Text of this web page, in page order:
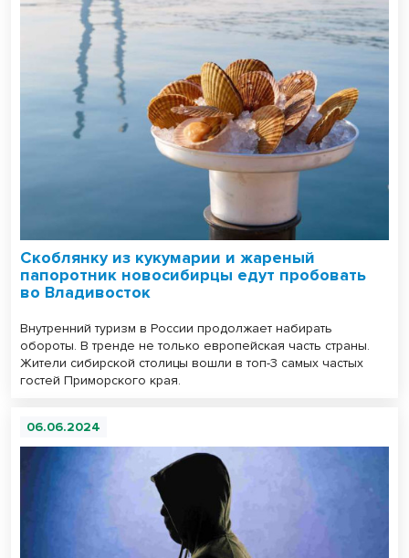
Скоблянку из кукумарии и жареный
папоротник новосибирцы едут пробовать
во Владивосток
Внутренний туризм в России продолжает набирать
обороты. В тренде не только европейская часть страны.
Жители сибирской столицы вошли в топ-3 самых частых
гостей Приморского края.
06.06.2024